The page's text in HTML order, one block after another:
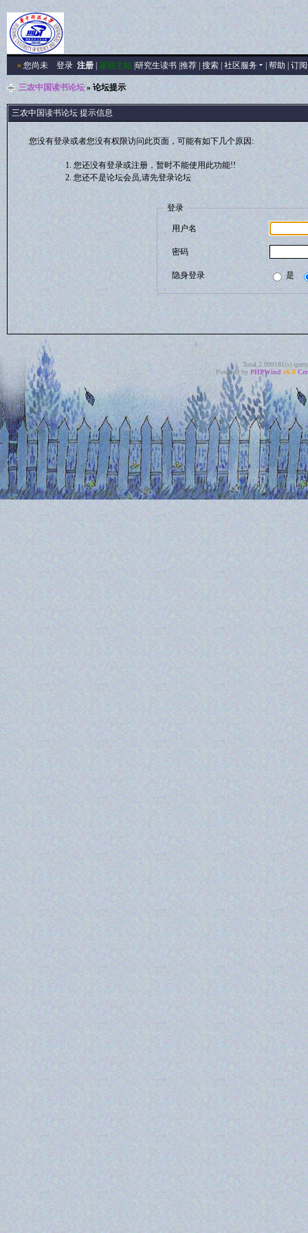
»您尚未 登录 注册| 返回主站| 研究生读书| 推荐| 搜索| 社区服务 帮助 订
三农中国读书论坛» 论坛提示
三农中国读书论坛 提示信息
您没有登录或者您没有权限访问此页面，可能有如下几个原因:
您还没有登录或注册，暂时不能使用此功能!!
您还不是论坛会员,请先登录论坛
登录
用户名
密码
隐身登录 是
Total 2.099181(s)
Powered by PHPWind v6.0